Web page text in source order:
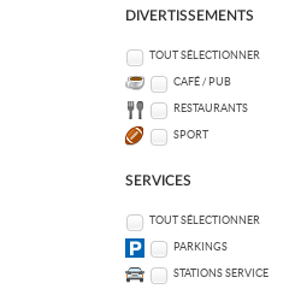
DIVERTISSEMENTS
TOUT SÉLECTIONNER
CAFÉ / PUB
RESTAURANTS
SPORT
SERVICES
TOUT SÉLECTIONNER
PARKINGS
STATIONS SERVICE